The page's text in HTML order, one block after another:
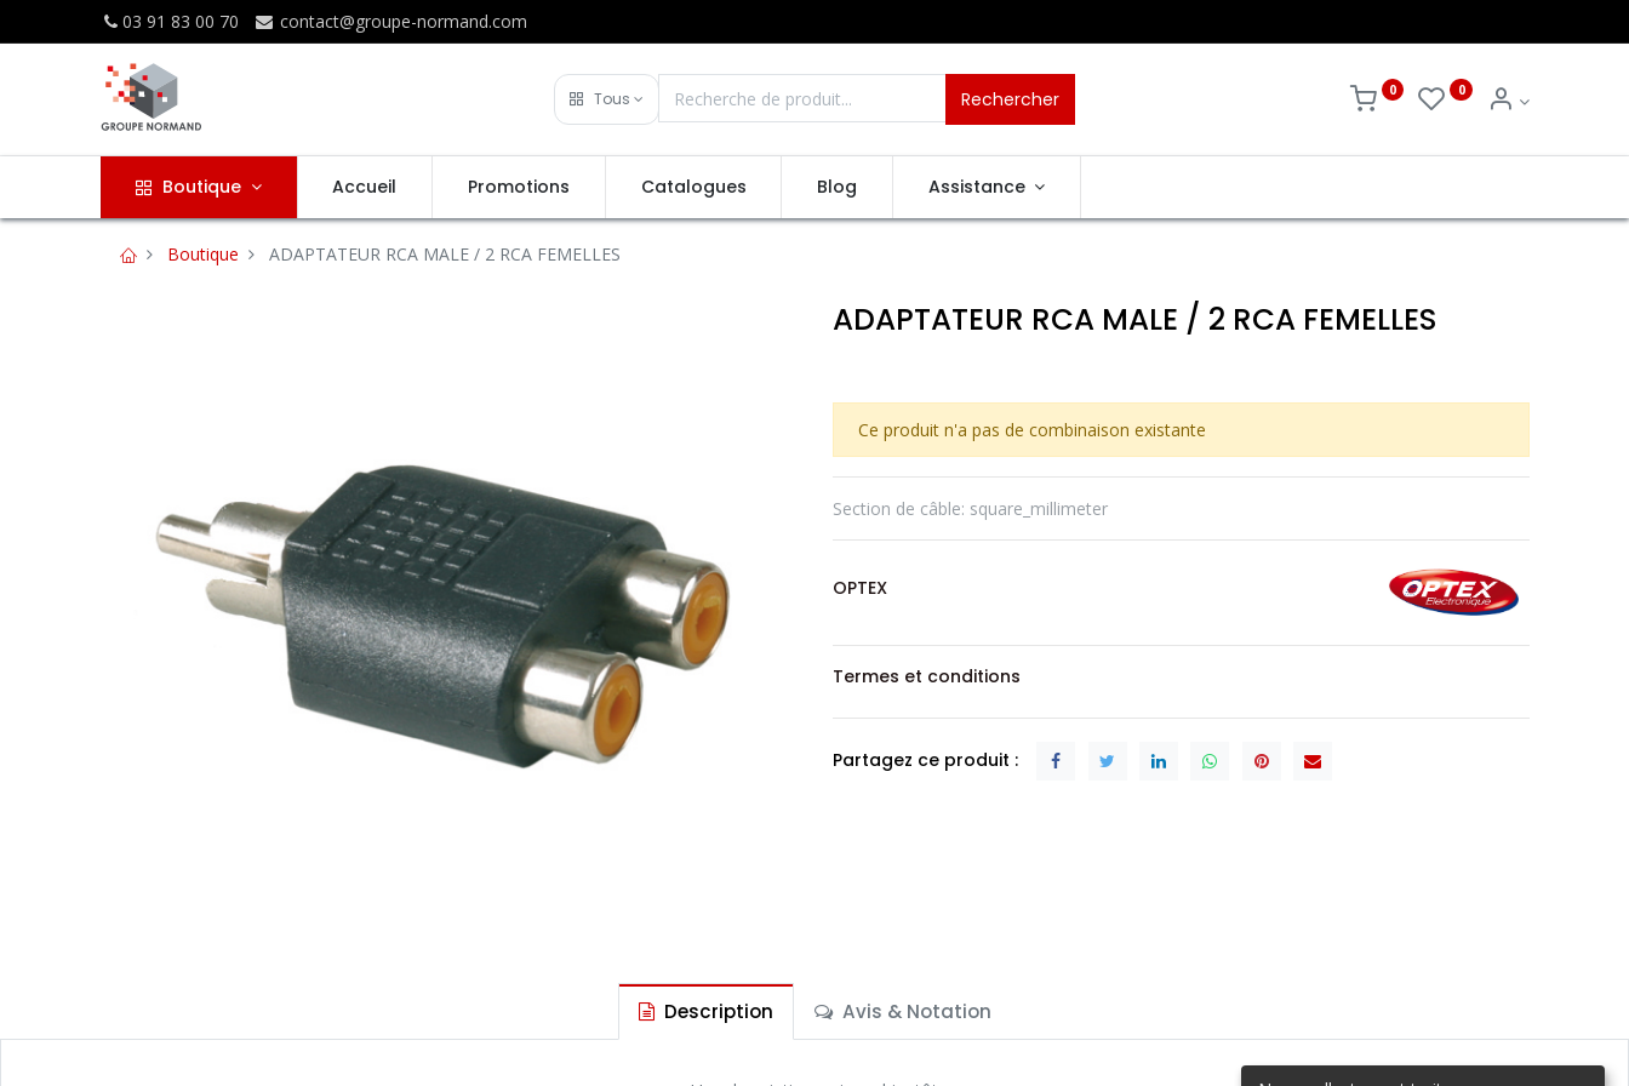
03 91 83 00 70 contact@groupe-normand.com
Tous Rechercher 0 0
Boutique Accueil Promotions Catalogues Blog Assistance
Boutique ADAPTATEUR RCA MALE / 2 RCA FEMELLES
ADAPTATEUR RCA MALE / 2 RCA FEMELLES
Ce produit n'a pas de combinaison existante
Section de câble: square_millimeter
OPTEX
Termes et conditions
Partagez ce produit :
Description Avis & Notation